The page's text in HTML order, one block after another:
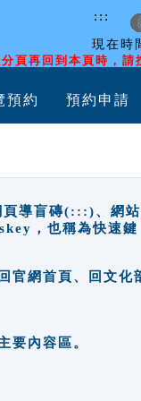
現在時
頁再回到本頁時，
:::
預約 預約申請
頁導盲磚(:::)、網
，也稱為快速鍵
網首頁、回文化
內容區。